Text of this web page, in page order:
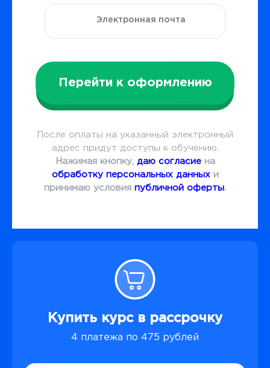
Перейти к оформлению
После оплаты на указанный электронный
адрес придут доступы к обучению.
Нажимая кнопку, даю согласиена
обработку персональных данныхи
принимаю условия публичной оферты.
Купить курс в рассрочку
4 платежа по 475 рублей